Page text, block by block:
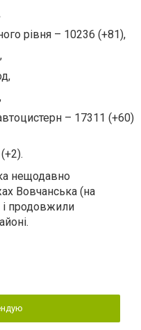
рівня – 10236 (+81),
– 17311 (+60)
нещодавно
Вовчанська (на
і продовжили